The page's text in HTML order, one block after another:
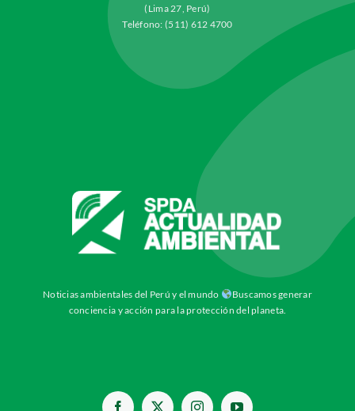
(Lima 27, Perú)
Teléfono: (511) 612 4700
Noticias ambientales del Perú y el mundo
Buscamos generar
conciencia y acción para la protección del planeta.